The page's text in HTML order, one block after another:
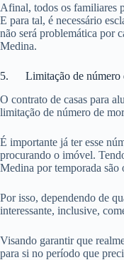
Afinal, todos os familiares
E para tal, é necessário
não será problemática por
Medina.
5. Limitação de número
O contrato de casas para
limitação de número de
É importante já ter esse
procurando o imóvel.
Medina por temporada são
Por isso, dependendo de
interessante, inclusive,
Visando garantir que
para si no período que